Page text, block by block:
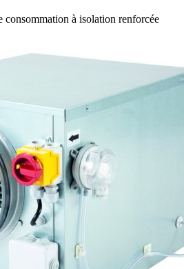
consommation à isolation renforcée